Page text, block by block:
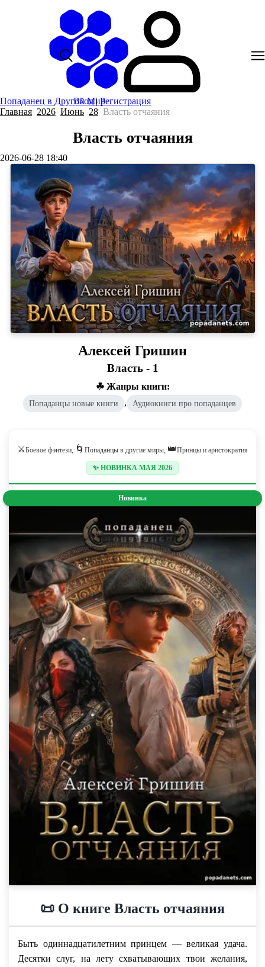
Попаданец в Другой Мир
Вход|Регистрация
Главная 2026 Июнь 28 Власть отчаяния
Власть отчаяния
2026-06-28 18:40
Алексей Гришин
Власть - 1
☘ Жанры книги:
Попаданцы новые книги , Аудиокниги про попаданцев
⚔️Боевое фэнтези, 🌀 Попаданцы в другие миры, 👑Принцы и аристократия
✨ НОВИНКА МАЯ 2026
Новинка
📜 О книге Власть отчаяния
Быть одиннадцатилетним принцем — великая удача.
Десятки слуг, на лету схватывающих твои желания,